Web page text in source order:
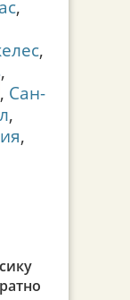
,
,
,
, Сан-
,
,